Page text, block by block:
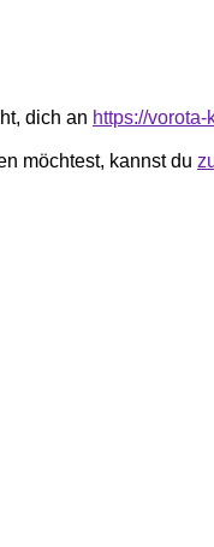
dich an https://
möchtest, kannst du